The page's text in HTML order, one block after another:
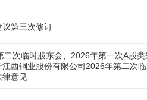
第三次修订
次临时股东会、2026年第一次A股
西铜业股份有限公司2026年第二次
律意见